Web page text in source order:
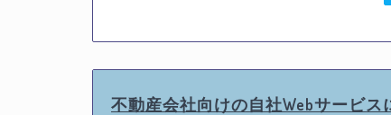
不動産会社向けの自社Webサービ